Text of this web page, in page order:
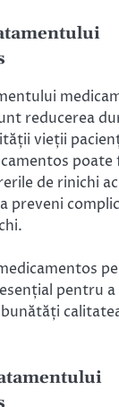
reducerea
vieții
de rinichi
preveni
pentru